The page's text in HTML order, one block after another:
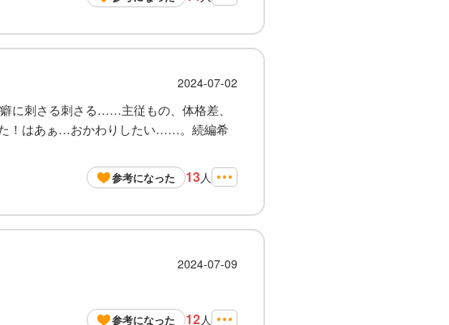
2024-07-02
に刺さる刺さる……主従もの、体格差、
！はあぁ…おかわりしたい……。続編希
参考になった 13人
2024-07-09
参考になった 12人